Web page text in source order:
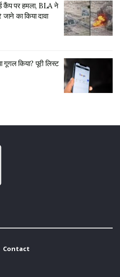
कैंप पर हमला, BLA ने
का किया दावा
गूगल किया? पूरी लिस्ट
Contact